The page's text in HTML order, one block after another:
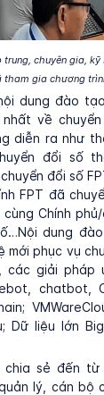
chuyên gia, kỹ
tham gia chương
dung đào
về chuyển
diễn ra như
đổi số
đổi số
FPT đã
Chính
dung
mới phục vụ
các giải pháp
chatbot,
Dữ liệu lớn
chia sẻ đến từ
lý, cán bộ